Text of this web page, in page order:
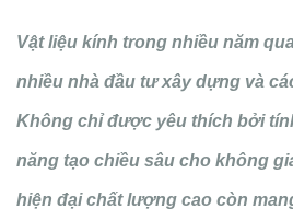
Vật liệu kính trong nhiều năm
nhiều nhà đầu tư xây dựng và
Không chỉ được yêu thích bởi
năng tạo chiều sâu cho không
hiện đại chất lượng cao còn